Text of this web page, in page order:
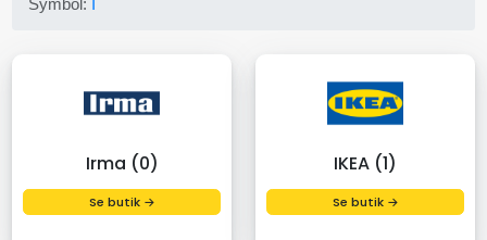
Symbol: I
Irma (0)
Se butik →
IKEA (1)
Se butik →